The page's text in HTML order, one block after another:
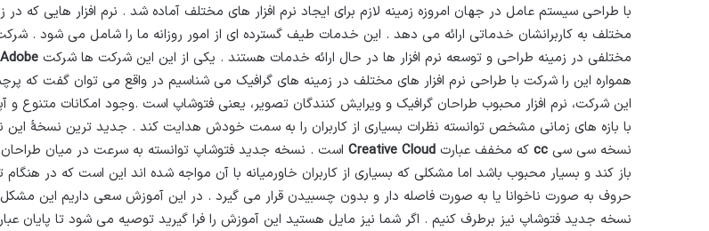
با طراحی سیستم عامل در جهان امروزه زمینه لازم برای ایجاد نرم افزار های مختلف آماده شد . نرم افزار هایی که در
مختلف به کاربرانشان خدماتی ارائه می دهد . این خدمات طیف گسترده ای از امور روزانه ما را شامل می شود .
مختلفی در زمینه طراحی و توسعه نرم افزار ها در حال ارائه خدمات هستند . یکی از این این شرکت ها شرکت Adobe
همواره این را شرکت با طراحی نرم افزار های مختلف در زمینه های گرافیک می شناسیم در واقع می توان گفت که
این شرکت، نرم افزار محبوب طراحان گرافیک و ویرایش کنندگان تصویر، یعنی فتوشاپ است .وجود امکانات متنوع و
با بازه های زمانی مشخص توانسته نظرات بسیاری از کاربران را به سمت خودش هدایت کند . جدید ترین نسخۀ این
نسخه سی سی cc که مخفف عبارت Creative Cloud است . نسخه جدید فتوشاپ توانسته به سرعت در میان طراحان
باز کند و بسیار محبوب باشد اما مشکلی که بسیاری از کاربران خاورمیانه با آن مواجه شده اند این است که در هنگام
حروف به صورت ناخوانا یا به صورت فاصله دار و بدون چسبیدن قرار می گیرد . در این آموزش سعی داریم این مشکل
نسخه جدید فتوشاپ نیز برطرف کنیم . اگر شما نیز مایل هستید این آموزش را فرا گیرید توصیه می شود تا پایان